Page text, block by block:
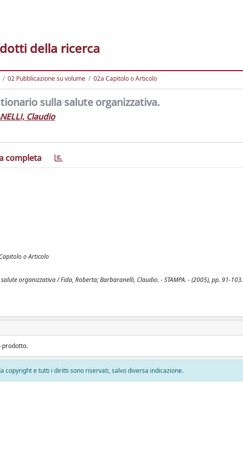
della ricerca
02 Pubblicazione su volume 02a Capitolo o Articolo
sulla salute organizzativa.
Claudio
completa
o Articolo
organizzativa / Fida, Roberta; Barbaranelli, Claudio. - STAMPA. - (2005), pp. 91-103.
prodotto.
copyright e tutti i diritti sono riservati, salvo diversa indicazione.